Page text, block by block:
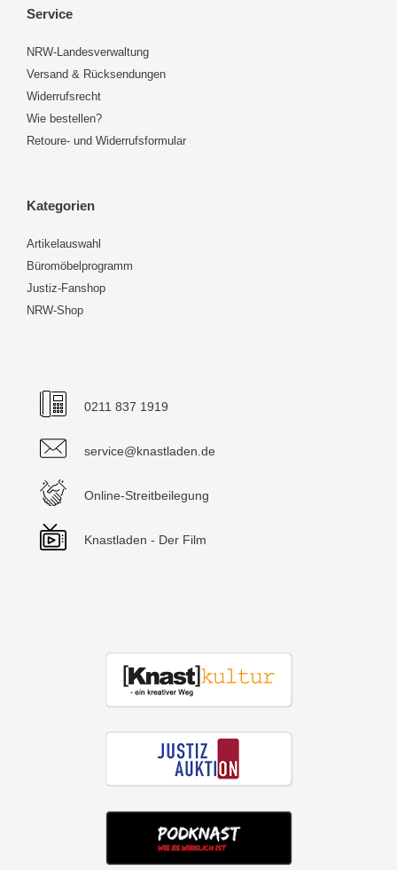
Service
NRW-Landesverwaltung
Versand & Rücksendungen
Widerrufsrecht
Wie bestellen?
Retoure- und Widerrufsformular
Kategorien
Artikelauswahl
Büromöbelprogramm
Justiz-Fanshop
NRW-Shop
0211 837 1919
service@knastladen.de
Online-Streitbeilegung
Knastladen - Der Film